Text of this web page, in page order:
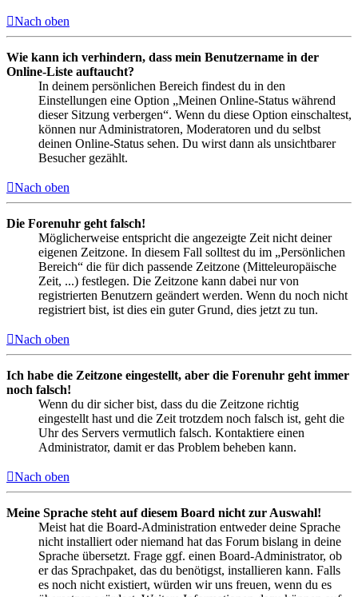
Nach oben
Wie kann ich verhindern, dass mein Benutzername in der
Online-Liste auftaucht?
In deinem persönlichen Bereich findest du in den
Einstellungen eine Option „Meinen Online-Status während
dieser Sitzung verbergen“. Wenn du diese Option einschaltest,
können nur Administratoren, Moderatoren und du selbst
deinen Online-Status sehen. Du wirst dann als unsichtbarer
Besucher gezählt.
Nach oben
Die Forenuhr geht falsch!
Möglicherweise entspricht die angezeigte Zeit nicht deiner
eigenen Zeitzone. In diesem Fall solltest du im „Persönlichen
Bereich“ die für dich passende Zeitzone (Mitteleuropäische
Zeit, ...) festlegen. Die Zeitzone kann dabei nur von
registrierten Benutzern geändert werden. Wenn du noch nicht
registriert bist, ist dies ein guter Grund, dies jetzt zu tun.
Nach oben
Ich habe die Zeitzone eingestellt, aber die Forenuhr geht immer
noch falsch!
Wenn du dir sicher bist, dass du die Zeitzone richtig
eingestellt hast und die Zeit trotzdem noch falsch ist, geht die
Uhr des Servers vermutlich falsch. Kontaktiere einen
Administrator, damit er das Problem beheben kann.
Nach oben
Meine Sprache steht auf diesem Board nicht zur Auswahl!
Meist hat die Board-Administration entweder deine Sprache
nicht installiert oder niemand hat das Forum bislang in deine
Sprache übersetzt. Frage ggf. einen Board-Administrator, ob
er das Sprachpaket, das du benötigst, installieren kann. Falls
es noch nicht existiert, würden wir uns freuen, wenn du es